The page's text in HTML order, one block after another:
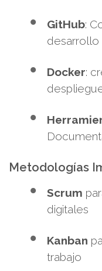
GitHub:
desarrollo
Docker:
Metodologías
Scrum
digitales
Kanban
trabajo